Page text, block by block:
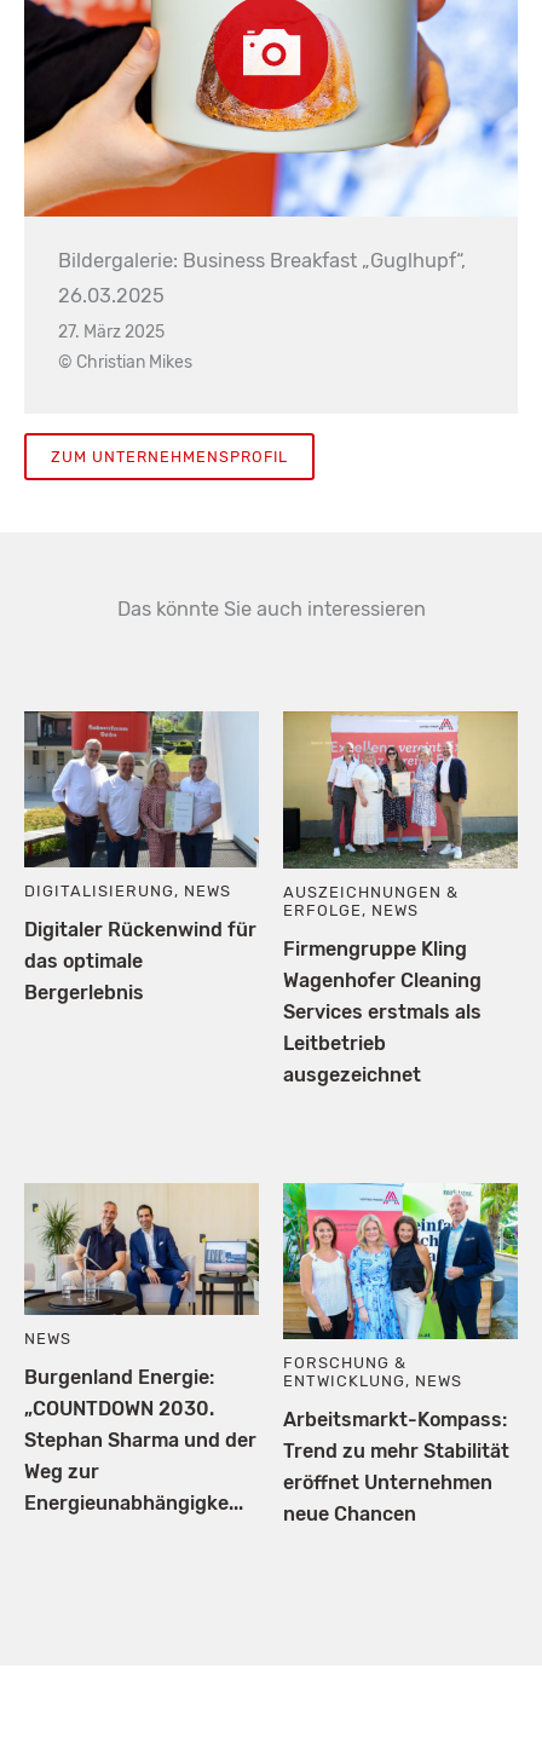
Bildergalerie: Business Breakfast „Guglhupf“,
26.03.2025
27. März 2025
© Christian Mikes
ZUM UNTERNEHMENSPROFIL
Das könnte Sie auch interessieren
DIGITALISIERUNG, NEWS
Digitaler Rückenwind für
das optimale
Bergerlebnis
AUSZEICHNUNGEN &
ERFOLGE , NEWS
Firmengruppe Kling
Wagenhofer Cleaning
Services erstmals als
Leitbetrieb
ausgezeichnet
NEWS
Burgenland Energie:
„COUNTDOWN 2030.
Stephan Sharma und der
Weg zur
Energieunabhängigke...
FORSCHUNG &
ENTWICKLUNG , NEWS
Arbeitsmarkt-Kompass:
Trend zu mehr Stabilität
eröffnet Unternehmen
neue Chancen